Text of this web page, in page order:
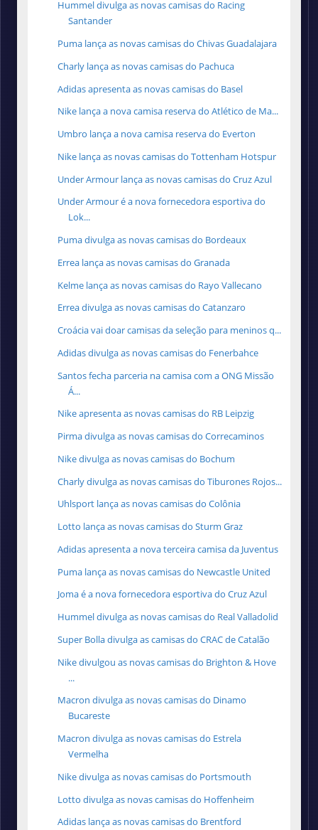
Hummel divulga as novas camisas do Racing
Santander
Puma lança as novas camisas do Chivas Guadalajara
Charly lança as novas camisas do Pachuca
Adidas apresenta as novas camisas do Basel
Nike lança a nova camisa reserva do Atlético de Ma...
Umbro lança a nova camisa reserva do Everton
Nike lança as novas camisas do Tottenham Hotspur
Under Armour lança as novas camisas do Cruz Azul
Under Armour é a nova fornecedora esportiva do
Lok...
Puma divulga as novas camisas do Bordeaux
Errea lança as novas camisas do Granada
Kelme lança as novas camisas do Rayo Vallecano
Errea divulga as novas camisas do Catanzaro
Croácia vai doar camisas da seleção para meninos q...
Adidas divulga as novas camisas do Fenerbahce
Santos fecha parceria na camisa com a ONG Missão
Á...
Nike apresenta as novas camisas do RB Leipzig
Pirma divulga as novas camisas do Correcaminos
Nike divulga as novas camisas do Bochum
Charly divulga as novas camisas do Tiburones Rojos...
Uhlsport lança as novas camisas do Colônia
Lotto lança as novas camisas do Sturm Graz
Adidas apresenta a nova terceira camisa da Juventus
Puma lança as novas camisas do Newcastle United
Joma é a nova fornecedora esportiva do Cruz Azul
Hummel divulga as novas camisas do Real Valladolid
Super Bolla divulga as camisas do CRAC de Catalão
Nike divulgou as novas camisas do Brighton & Hove
...
Macron divulga as novas camisas do Dinamo
Bucareste
Macron divulga as novas camisas do Estrela
Vermelha
Nike divulga as novas camisas do Portsmouth
Lotto divulga as novas camisas do Hoffenheim
Adidas lança as novas camisas do Brentford